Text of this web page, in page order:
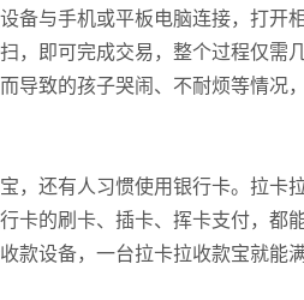
备与手机或平板电脑连接，打开相
，即可完成交易，整个过程仅需
导致的孩子哭闹、不耐烦等情况，
，还有人习惯使用银行卡。拉卡
卡的刷卡、插卡、挥卡支付，都
款设备，一台拉卡拉收款宝就能